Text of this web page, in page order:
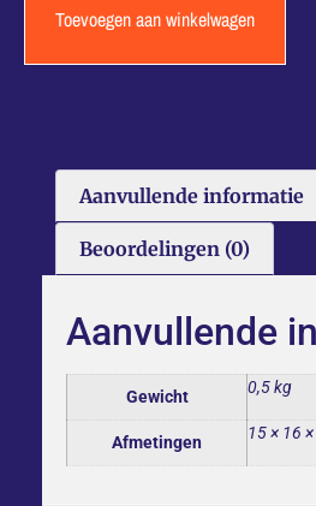
Toevoegen aan winkelwagen
Aanvullende informatie
Beoordelingen (0)
Aanvullende
Gewicht 0,5 kg
Afmetingen 15 × 16